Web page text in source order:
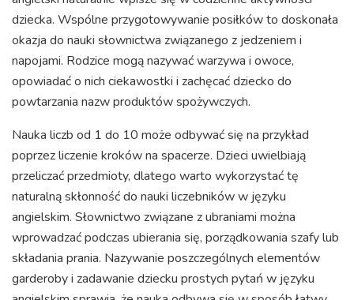
dziecka. Wspólne przygotowywanie posiłków to doskonała
okazja do nauki słownictwa związanego z jedzeniem i
napojami. Rodzice mogą nazywać warzywa i owoce,
opowiadać o nich ciekawostki i zachęcać dziecko do
powtarzania nazw produktów spożywczych.
Nauka liczb od 1 do 10 może odbywać się na przykład
poprzez liczenie kroków na spacerze. Dzieci uwielbiają
przeliczać przedmioty, dlatego warto wykorzystać tę
naturalną skłonność do nauki liczebników w języku
angielskim. Słownictwo związane z ubraniami można
wprowadzać podczas ubierania się, porządkowania szafy lub
składania prania. Nazywanie poszczególnych elementów
garderoby i zadawanie dziecku prostych pytań w języku